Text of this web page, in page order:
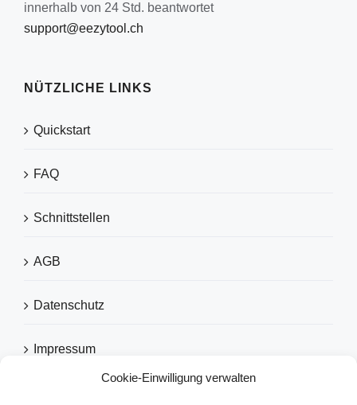
Cookie-Einwilligung verwalten
innerhalb von 24 Std. beantwortet
support@eezytool.ch
NÜTZLICHE LINKS
Quickstart
FAQ
Schnittstellen
AGB
Datenschutz
Impressum